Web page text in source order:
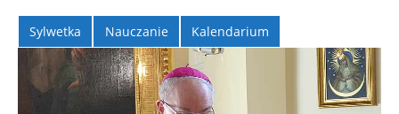
Sylwetka Nauczanie Kalendarium